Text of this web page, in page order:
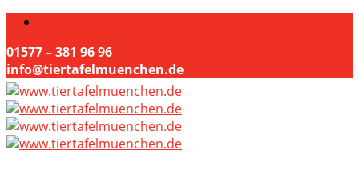
01577 – 381 96 96
info@tiertafelmuenchen.de